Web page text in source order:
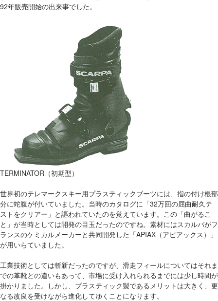
92年販売開始の出来事でした。
TERMINATOR（初期型）
世界初のテレマークスキー用プラスティックブーツには、指の付け根部
分に蛇腹が付いていました。当時のカタログに「32万回の屈曲耐久テ
ストをクリアー」と謳われていたのを覚えています。この「曲がるこ
と」が当時としては開発の目玉だったのですね。素材にはスカルパがフ
ランスのケミカルメーカーと共同開発した「APIAX（アピアックス）」
が用いらていました。
工業技術としては斬新だったのですが、滑走フィールについてはそれま
での革靴との違いもあって、市場に受け入れられるまでには少し時間が
掛かりました。しかし、プラスティック製であるメリットは大きく、更
なる改良を受けながら進化してゆくことになります。